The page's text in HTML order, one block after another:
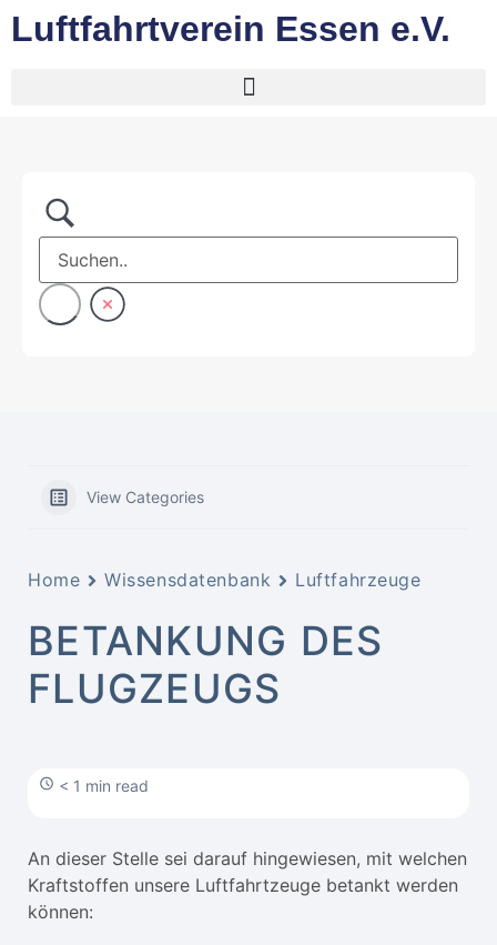
Luftfahrtverein Essen e.V.
View Categories
Home Wissensdatenbank Luftfahrzeuge
BETANKUNG DES
FLUGZEUGS
< 1 min read
An dieser Stelle sei darauf hingewiesen, mit welchen
Kraftstoffen unsere Luftfahrtzeuge betankt werden
können: